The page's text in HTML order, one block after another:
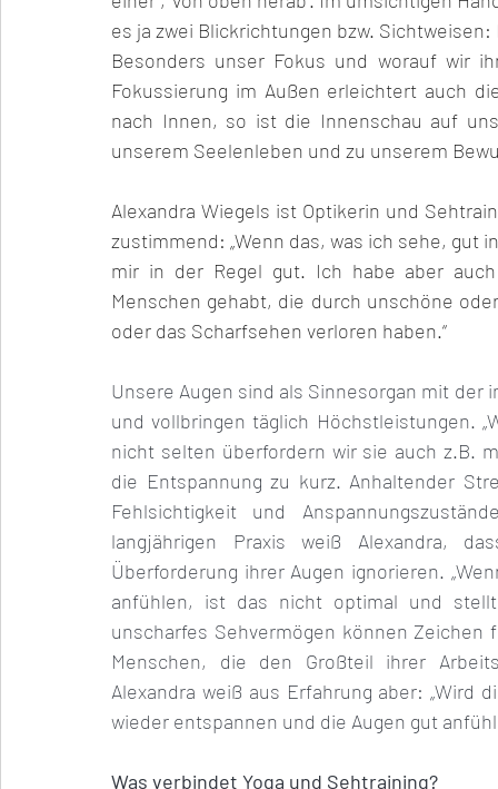
es ja zwei Blickrichtungen bzw.
Besonders unser Fokus und worauf wir
Fokussierung im Außen erleichtert auch
nach Innen, so ist die Innenschau auf
unserem Seelenleben und zu unserem
Alexandra Wiegels ist Optikerin und
zustimmend: „Wenn das, was ich sehe, gut
mir in der Regel gut. Ich habe aber
Menschen gehabt, die durch unschöne
oder das Scharfsehen verloren haben.“
Unsere Augen sind als Sinnesorgan mit
und vollbringen täglich Höchstleistungen.
nicht selten überfordern wir sie auch z.B.
die Entspannung zu kurz. Anhaltender
Fehlsichtigkeit und
langjährigen Praxis weiß Alexandra,
Überforderung ihrer Augen ignorieren.
anfühlen, ist das nicht optimal und
unscharfes Sehvermögen können Zeichen
Menschen, die den Großteil ihrer
Alexandra weiß aus Erfahrung aber: „Wird
wieder entspannen und die Augen gut
Was verbindet Yoga und Sehtraining?